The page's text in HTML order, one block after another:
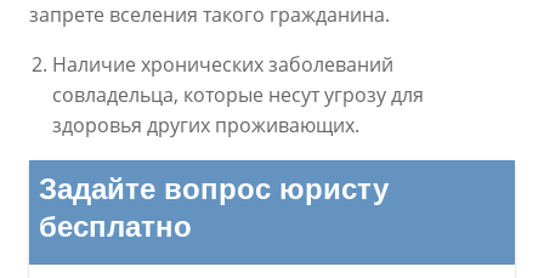
запрете вселения такого гражданина.
Наличие хронических заболеваний
совладельца, которые несут угрозу для
здоровья других проживающих.